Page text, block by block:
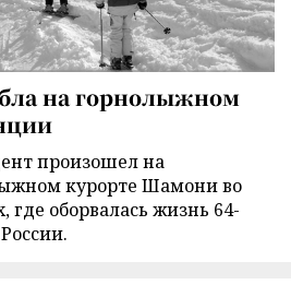
на горнолыжном
произошел на
курорте Шамони во
где оборвалась жизнь 64-